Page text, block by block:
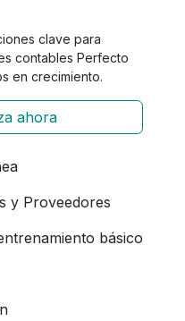
clave para
contables Perfecto
en crecimiento.
ahora
y Proveedores
básico